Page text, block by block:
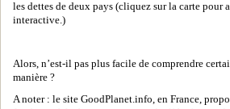
les dettes de deux pays (cliquez sur la carte pour
interactive.)
Alors, n’est-il pas plus facile de comprendre
manière ?
A noter : le site GoodPlanet.info, en France,